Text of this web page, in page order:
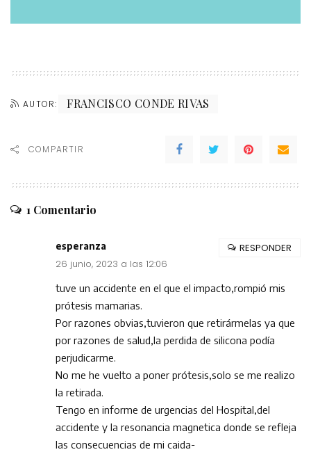
AUTOR: FRANCISCO CONDE RIVAS
COMPARTIR
1 Comentario
esperanza
26 junio, 2023 a las 12:06
tuve un accidente en el que el impacto,rompió mis
prótesis mamarias.
Por razones obvias,tuvieron que retirármelas ya que
por razones de salud,la perdida de silicona podía
perjudicarme.
No me he vuelto a poner prótesis,solo se me realizo
la retirada.
Tengo en informe de urgencias del Hospital,del
accidente y la resonancia magnetica donde se refleja
las consecuencias de mi caida-
RESPONDER